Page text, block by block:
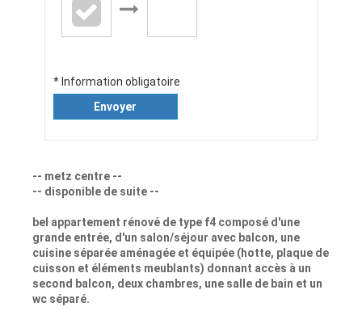
* Information obligatoire
Envoyer
-- metz centre --
-- disponible de suite --
bel appartement rénové de type f4 composé d'une
grande entrée, d'un salon/séjour avec balcon, une
cuisine séparée aménagée et équipée (hotte, plaque de
cuisson et éléments meublants) donnant accès à un
second balcon, deux chambres, une salle de bain et un
wc séparé.